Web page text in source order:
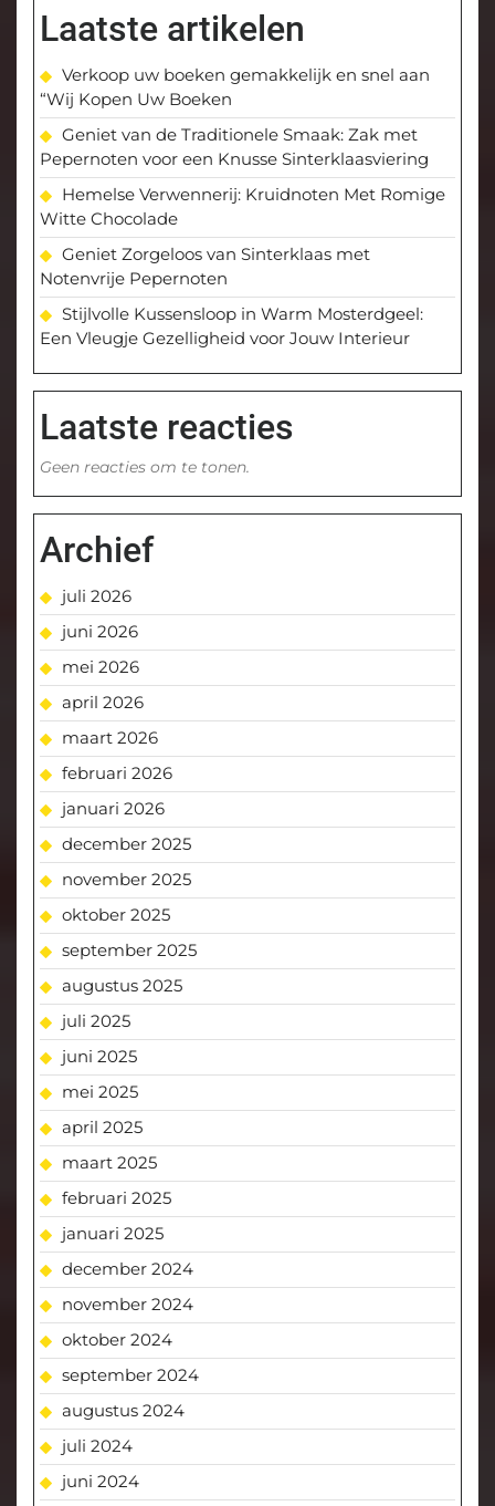
Laatste artikelen
Verkoop uw boeken gemakkelijk en snel aan
“Wij Kopen Uw Boeken
Geniet van de Traditionele Smaak: Zak met
Pepernoten voor een Knusse Sinterklaasviering
Hemelse Verwennerij: Kruidnoten Met Romige
Witte Chocolade
Geniet Zorgeloos van Sinterklaas met
Notenvrije Pepernoten
Stijlvolle Kussensloop in Warm Mosterdgeel:
Een Vleugje Gezelligheid voor Jouw Interieur
Laatste reacties
Geen reacties om te tonen.
Archief
juli 2026
juni 2026
mei 2026
april 2026
maart 2026
februari 2026
januari 2026
december 2025
november 2025
oktober 2025
september 2025
augustus 2025
juli 2025
juni 2025
mei 2025
april 2025
maart 2025
februari 2025
januari 2025
december 2024
november 2024
oktober 2024
september 2024
augustus 2024
juli 2024
juni 2024